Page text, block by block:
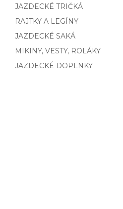
JAZDECKÉ TRIČKÁ
RAJTKY A LEGÍNY
JAZDECKÉ SAKÁ
MIKINY, VESTY, ROLÁKY
JAZDECKÉ DOPLNKY